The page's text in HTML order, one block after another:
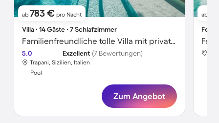
ab 783 € pro Nacht
Villa ∙ 14 Gäste ∙ 7 Schlafzimmer
Familienfreundliche tolle Villa mit privatem Pool
5.0 Exzellent (7 Bewertungen)
Trapani, Sizilien, Italien
Pool
Zum Angebot
ab